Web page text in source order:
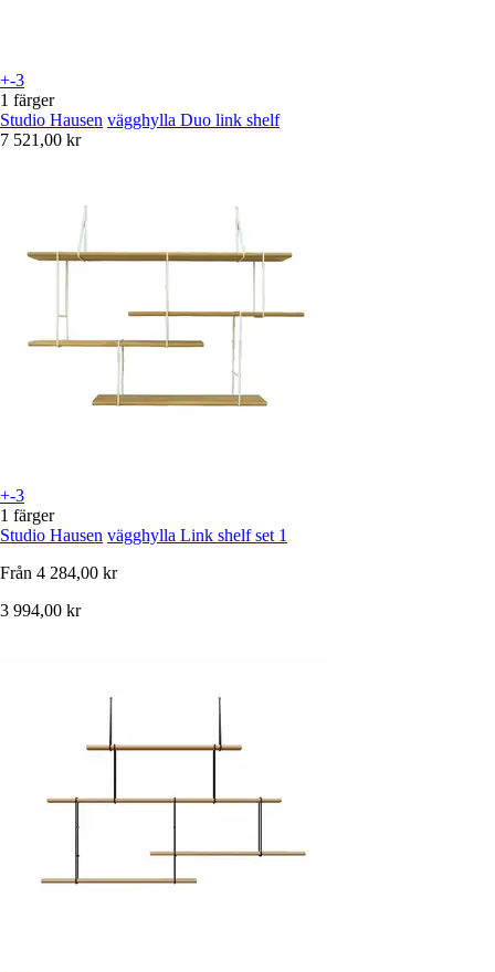
+-3
1 färger
Studio Hausen vägghylla Duo link shelf
7 521,00 kr
+-3
1 färger
Studio Hausen vägghylla Link shelf set 1
Från 4 284,00 kr
3 994,00 kr